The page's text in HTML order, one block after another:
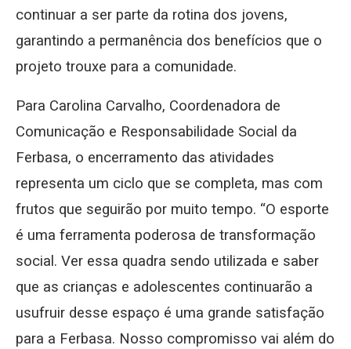
continuar a ser parte da rotina dos jovens,
garantindo a permanência dos benefícios que o
projeto trouxe para a comunidade.
Para Carolina Carvalho, Coordenadora de
Comunicação e Responsabilidade Social da
Ferbasa, o encerramento das atividades
representa um ciclo que se completa, mas com
frutos que seguirão por muito tempo. “O esporte
é uma ferramenta poderosa de transformação
social. Ver essa quadra sendo utilizada e saber
que as crianças e adolescentes continuarão a
usufruir desse espaço é uma grande satisfação
para a Ferbasa. Nosso compromisso vai além do